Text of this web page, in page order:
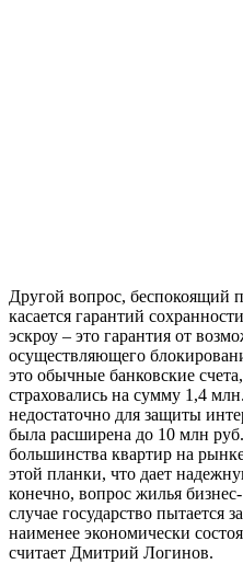
Другой вопрос, беспокоящий
касается гарантий
эскроу – это гарантия от
осуществляющего
это обычные банковские
страховались на сумму 1,4
недостаточно для защиты
была расширена до 10 млн
большинства квартир на
этой планки, что дает
конечно, вопрос жилья
случае государство пытается
наименее экономически
считает Дмитрий Логинов.